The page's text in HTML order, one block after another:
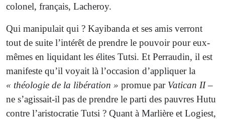
colonel, français, Lacheroy.
Qui manipulait qui ? Kayibanda et ses amis verront
tout de suite l’intérêt de prendre le pouvoir pour eux-
mêmes en liquidant les élites Tutsi. Et Perraudin, il est
manifeste qu’il voyait là l’occasion d’appliquer la
« théologie de la libération » promue par Vatican II–
ne s’agissait-il pas de prendre le parti des pauvres Hutu
contre l’aristocratie Tutsi ? Quant à Marlière et Logiest,